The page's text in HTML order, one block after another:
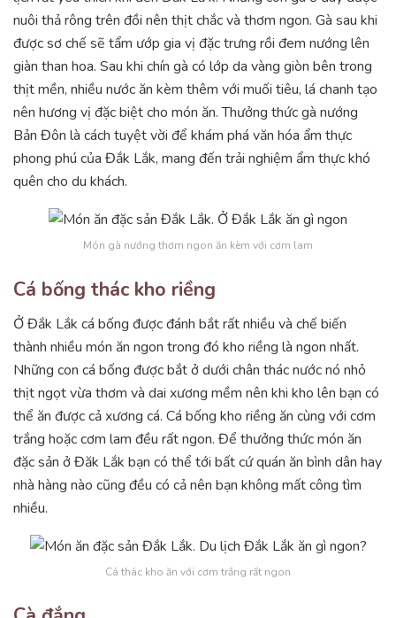
nuôi thả rông trên đồi nên thịt chắc và thơm ngon. Gà sau khi
được sơ chế sẽ tẩm ướp gia vị đặc trưng rồi đem nướng lên
giàn than hoa. Sau khi chín gà có lớp da vàng giòn bên trong
thịt mền, nhiều nước ăn kèm thêm với muối tiêu, lá chanh tạo
nên hương vị đặc biệt cho món ăn. Thưởng thức gà nướng
Bản Đôn là cách tuyệt vời để khám phá văn hóa ẩm thực
phong phú của Đắk Lắk, mang đến trải nghiệm ẩm thực khó
quên cho du khách.
Món gà nướng thơm ngon ăn kèm với cơm lam
Cá bống thác kho riềng
Ở Đắk Lắk cá bống được đánh bắt rất nhiều và chế biến
thành nhiều món ăn ngon trong đó kho riềng là ngon nhất.
Những con cá bống được bắt ở dưới chân thác nước nó nhỏ
thịt ngọt vừa thơm và dai xương mềm nên khi kho lên bạn có
thể ăn được cả xương cá. Cá bống kho riềng ăn cùng với cơm
trắng hoặc cơm lam đều rất ngon. Để thưởng thức món ăn
đặc sản ở Đăk Lắk bạn có thể tới bất cứ quán ăn bình dân hay
nhà hàng nào cũng đều có cả nên bạn không mất công tìm
nhiều.
Cá thác kho ăn với cơm trắng rất ngon